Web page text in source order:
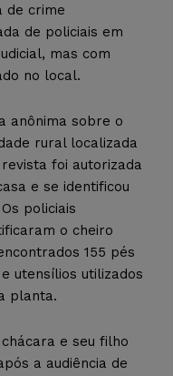
de crime
de policiais em
mas com
no local.
anônima sobre o
rural localizada
revista foi autorizada
e se identificou
policiais
o cheiro
155 pés
utensílios utilizados
planta.
e seu filho
a audiência de